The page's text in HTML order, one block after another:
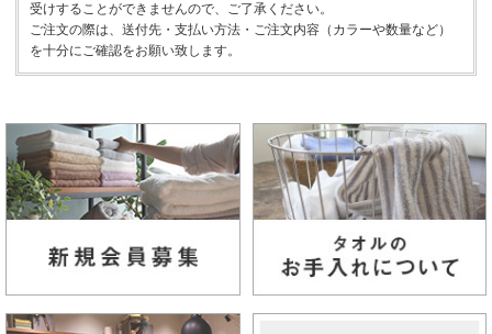
受けすることができませんので、ご了承ください。
ご注文の際は、送付先・支払い方法・ご注文内容（カラーや数量など）
を十分にご確認をお願い致します。